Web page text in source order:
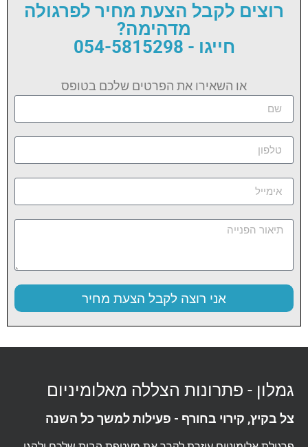
רוצים לקבל הצעת מחיר לפרגולה
מדהימה?
חייגו - 054-5815298
או השאירו את הפרטים שלכם בטופס
אני רוצה לקבל הצעת מחיר
גמלון - פתרונות הצללה מאלומיניום
צל בקיץ, קירוי בחורף - פעילות למשך כל השנה